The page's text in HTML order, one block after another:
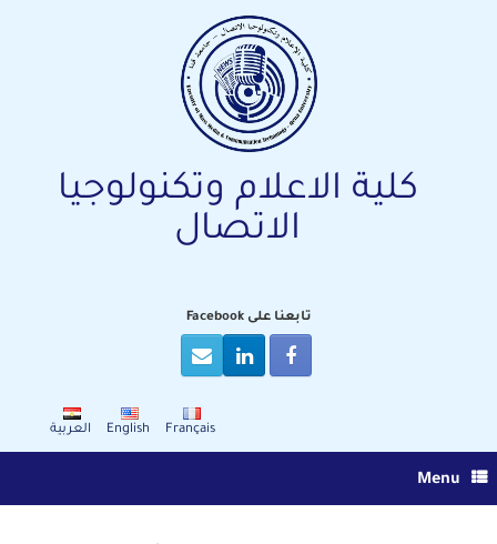
كلية الاعلام وتكنولوجيا
الاتصال
تابعنا على Facebook
العربية English Français
Menu